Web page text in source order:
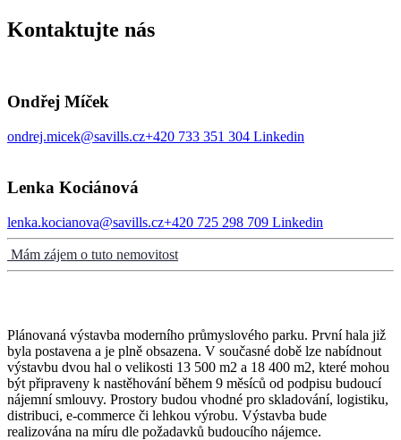
Kontaktujte nás
Ondřej Míček
ondrej.micek@savills.cz+420 733 351 304 Linkedin
Lenka Kociánová
lenka.kocianova@savills.cz+420 725 298 709 Linkedin
Mám zájem o tuto nemovitost
Plánovaná výstavba moderního průmyslového parku. První hala již
byla postavena a je plně obsazena. V současné době lze nabídnout
výstavbu dvou hal o velikosti 13 500 m2 a 18 400 m2, které mohou
být připraveny k nastěhování během 9 měsíců od podpisu budoucí
nájemní smlouvy. Prostory budou vhodné pro skladování, logistiku,
distribuci, e-commerce či lehkou výrobu. Výstavba bude
realizována na míru dle požadavků budoucího nájemce.